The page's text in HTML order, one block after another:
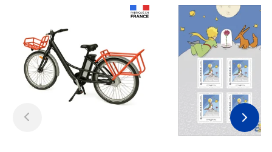
Prix 6,25€ HT